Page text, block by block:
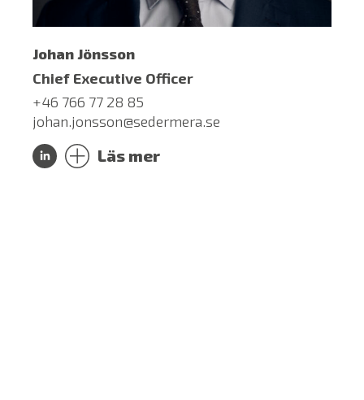
Johan Jönsson
Chief Executive Officer
+46 766 77 28 85
johan.jonsson@sedermera.se
Läs mer